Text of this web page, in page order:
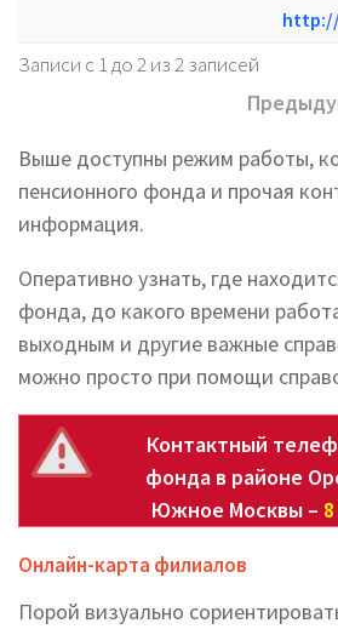
Записи с 1 до 2 из 2 записей
Выше доступны режим работы,
пенсионного фонда и прочая
информация.
Оперативно узнать, где
фонда, до какого времени
выходным и другие важные
можно просто при помощи
Контактный
фонда в районе
Южное Москвы –
Онлайн-карта филиалов
Порой визуально